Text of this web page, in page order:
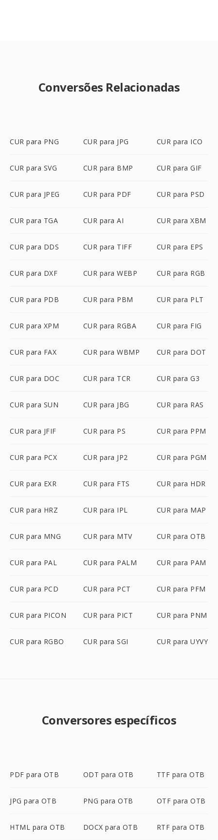
Conversões Relacionadas
CUR para PNG CUR para JPG CUR para ICO
CUR para SVG CUR para BMP CUR para GIF
CUR para JPEG CUR para PDF CUR para PSD
CUR para TGA CUR para AI CUR para XBM
CUR para DDS CUR para TIFF CUR para EPS
CUR para DXF CUR para WEBP CUR para RGB
CUR para PDB CUR para PBM CUR para PLT
CUR para XPM CUR para RGBA CUR para FIG
CUR para FAX CUR para WBMP CUR para DOT
CUR para DOC CUR para TCR CUR para G3
CUR para SUN CUR para JBG CUR para RAS
CUR para JFIF CUR para PS CUR para PPM
CUR para PCX CUR para JP2 CUR para PGM
CUR para EXR CUR para FTS CUR para HDR
CUR para HRZ CUR para IPL CUR para MAP
CUR para MNG CUR para MTV CUR para OTB
CUR para PAL CUR para PALM CUR para PAM
CUR para PCD CUR para PCT CUR para PFM
CUR para PICON CUR para PICT CUR para PNM
CUR para RGBO CUR para SGI CUR para UYVY
Conversores específicos
PDF para OTB ODT para OTB TTF para OTB
JPG para OTB PNG para OTB OTF para OTB
HTML para OTB DOCX para OTB RTF para OTB